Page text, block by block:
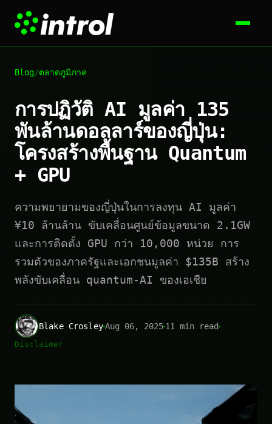
Blog/ตลาดภูมิภาค
การปฏิวัติ AI มูลค่า 135
พันล้านดอลลาร์ของญี่ปุ่น:
โครงสร้างพื้นฐาน Quantum
+ GPU
ความพยายามของญี่ปุ่นในการลงทุน AI มูลค่า
¥10 ล้านล้าน ขับเคลื่อนศูนย์ข้อมูลขนาด 2.1GW
และการติดตั้ง GPU กว่า 10,000 หน่วย การ
รวมตัวของภาครัฐและเอกชนมูลค่า $135B สร้าง
พลังขับเคลื่อน quantum-AI ของเอเชีย
Blake CrosleyAug 06, 202511 min read
Disclaimer